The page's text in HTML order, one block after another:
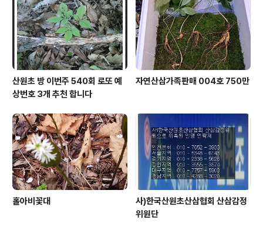
산원초 방 이번주 540회 로또 예
상번호 3개 추천 합니다
자연산삼가족판매 004호 750만
홀아비꽃대
사)한국산원초산삼협회 산삼감정
위원단